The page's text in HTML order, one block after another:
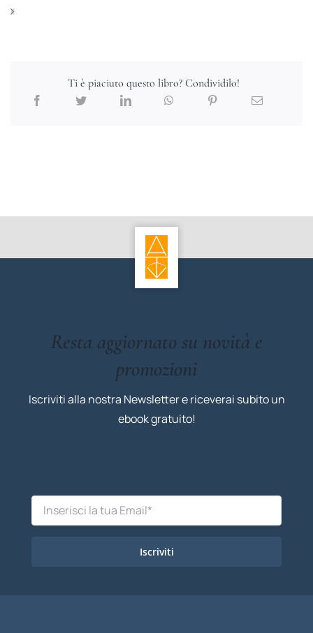
Ti è piaciuto questo libro? Condividilo!
Resta aggiornato su novità e
promozioni
Iscriviti alla nostra Newsletter e riceverai subito un
ebook gratuito!
Iscriviti